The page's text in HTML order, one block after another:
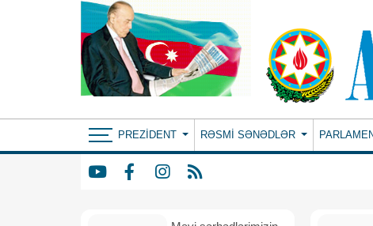
PREZIDENT RƏSMI SƏNƏDLƏR